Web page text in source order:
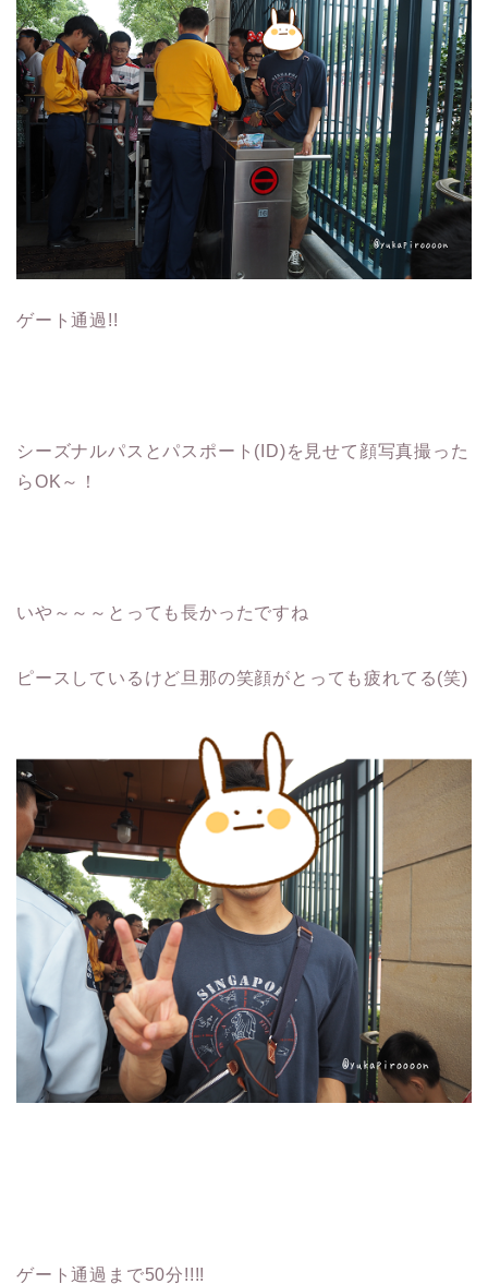
ゲート通過!!
シーズナルパスとパスポート(ID)を見せて顔写真撮った
らOK～！
いや～～～とっても長かったですね
ピースしているけど旦那の笑顔がとっても疲れてる(笑)
ゲート通過まで50分!!!!